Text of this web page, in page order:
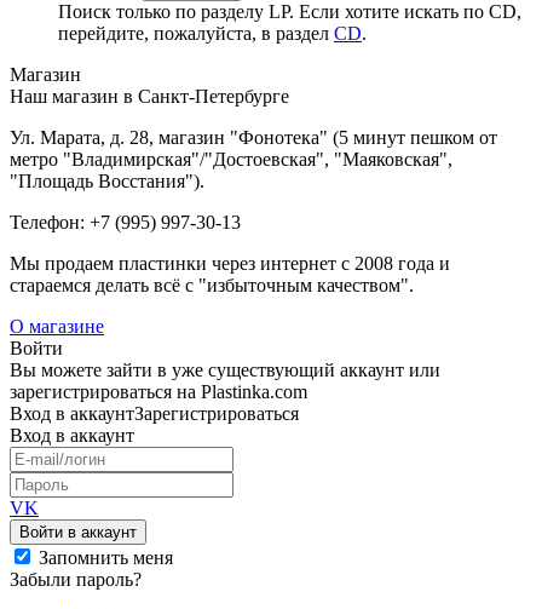
Поиск только по разделу LP. Если хотите искать по CD,
перейдите, пожалуйста, в раздел CD.
Магазин
Наш магазин в Санкт-Петербурге
Ул. Марата, д. 28, магазин "Фонотека" (5 минут пешком от
метро "Владимирская"/"Достоевская", "Маяковская",
"Площадь Восстания").
Телефон: +7 (995) 997-30-13
Мы продаем пластинки через интернет c 2008 года и
стараемся делать всё с "избыточным качеством".
О магазине
Войти
Вы можете зайти в уже существующий аккаунт или
зарегистрироваться на Plastinka.com
Вход в аккаунтЗарегистрироваться
Вход в аккаунт
VK
Войти в аккаунт
Запомнить меня
Забыли пароль?